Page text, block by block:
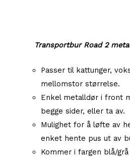
Transportbur Road 2
Passer til kattunger,
mellomstor størrelse.
Enkel metalldør i front
begge sider, eller ta av.
Mulighet for å løfte av
enket hente pus ut av
Kommer i fargen blå/grå